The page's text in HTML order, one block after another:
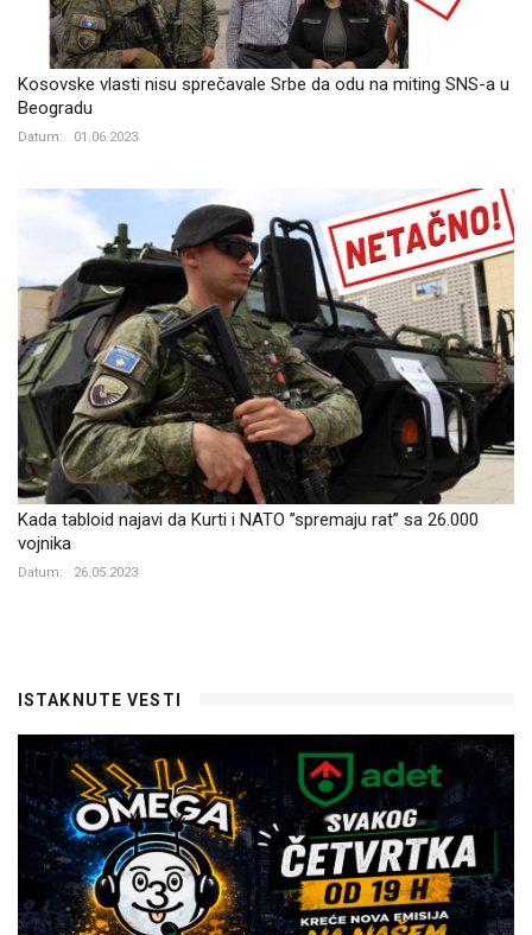
Kosovske vlasti nisu sprečavale Srbe da odu na miting SNS-a u
Beogradu
Datum: 01.06.2023
Kada tabloid najavi da Kurti i NATO ’’spremaju rat’’ sa 26.000
vojnika
Datum: 26.05.2023
ISTAKNUTE VESTI